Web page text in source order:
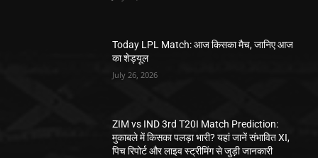
Today LPL Match: आज किसका मैच, जानिए आज
का शेड्यूल
July 26, 2026
ZIM vs IND 3rd T20I Match Prediction:
मुकाबले में किसका पलड़ा भारी? यहां जानें संभावित XI,
पिच रिपोर्ट और लाइव स्ट्रीमिंग से जुड़ी जानकारी